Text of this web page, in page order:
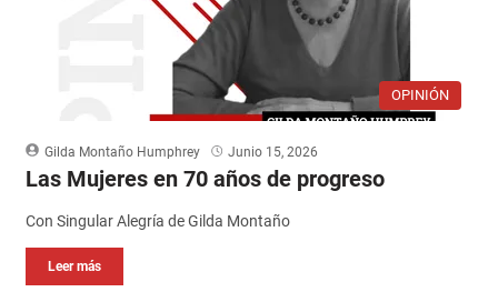
OPINIÓN
Gilda Montaño Humphrey Junio 15, 2026
Las Mujeres en 70 años de progreso
Con Singular Alegría de Gilda Montaño
Leer más